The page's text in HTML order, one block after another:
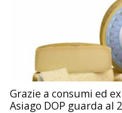
Grazie a consumi ed
Asiago DOP guarda al